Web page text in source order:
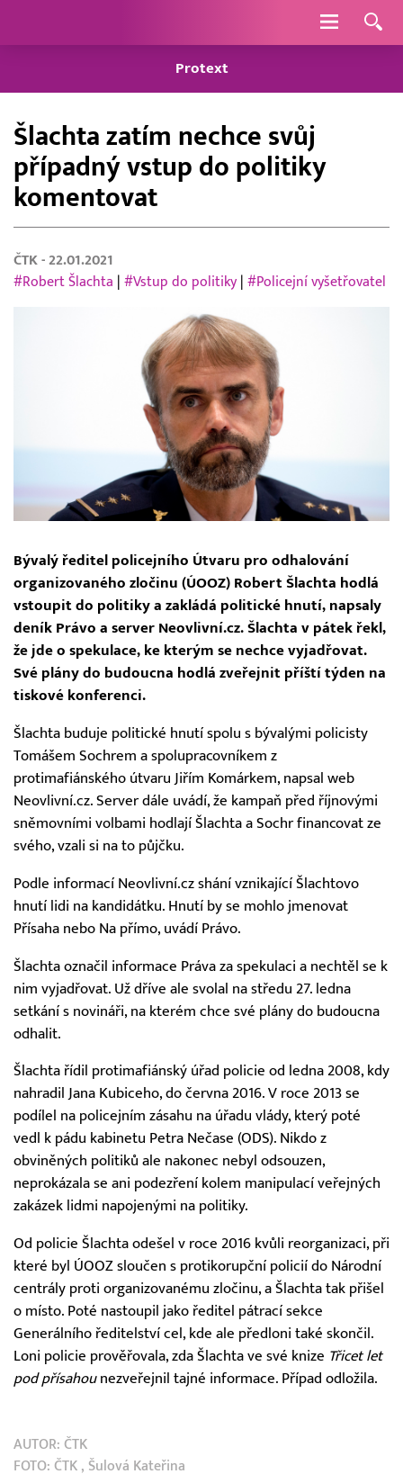
Navigace
Protext
Šlachta zatím nechce svůj
případný vstup do politiky
komentovat
ČTK - 22.01.2021
#Robert Šlachta
#Vstup do politiky #Policejní vyšetřovatel
Bývalý ředitel policejního Útvaru pro odhalování
organizovaného zločinu (ÚOOZ) Robert Šlachta hodlá
vstoupit do politiky a zakládá politické hnutí, napsaly
deník Právo a server Neovlivní.cz. Šlachta v pátek řekl,
že jde o spekulace, ke kterým se nechce vyjadřovat.
Své plány do budoucna hodlá zveřejnit příští týden na
tiskové konferenci.
Šlachta buduje politické hnutí spolu s bývalými policisty
Tomášem Sochrem a spolupracovníkem z
protimafiánského útvaru Jiřím Komárkem, napsal web
Neovlivní.cz. Server dále uvádí, že kampaň před říjnovými
sněmovními volbami hodlají Šlachta a Sochr financovat ze
svého, vzali si na to půjčku.
Podle informací Neovlivní.cz shání vznikající Šlachtovo
hnutí lidi na kandidátku. Hnutí by se mohlo jmenovat
Přísaha nebo Na přímo, uvádí Právo.
Šlachta označil informace Práva za spekulaci a nechtěl se k
nim vyjadřovat. Už dříve ale svolal na středu 27. ledna
setkání s novináři, na kterém chce své plány do budoucna
odhalit.
Šlachta řídil protimafiánský úřad policie od ledna 2008, kdy
nahradil Jana Kubiceho, do června 2016. V roce 2013 se
podílel na policejním zásahu na úřadu vlády, který poté
vedl k pádu kabinetu Petra Nečase (ODS). Nikdo z
obviněných politiků ale nakonec nebyl odsouzen,
neprokázala se ani podezření kolem manipulací veřejných
zakázek lidmi napojenými na politiky.
Od policie Šlachta odešel v roce 2016 kvůli reorganizaci, při
které byl ÚOOZ sloučen s protikorupční policií do Národní
centrály proti organizovanému zločinu, a Šlachta tak přišel
o místo. Poté nastoupil jako ředitel pátrací sekce
Generálního ředitelství cel, kde ale předloni také skončil.
Loni policie prověřovala, zda Šlachta ve své knize Třicet let
pod přísahounezveřejnil tajné informace. Případ odložila.
AUTOR: ČTK
FOTO: ČTK , Šulová Kateřina